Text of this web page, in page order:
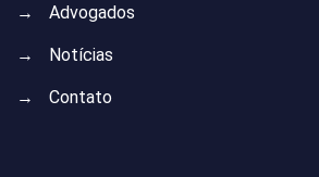
→ Advogados
→ Notícias
→ Contato